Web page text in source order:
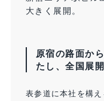
大きく展開。
原宿の路面か
たし、全国展
表参道に本社を構